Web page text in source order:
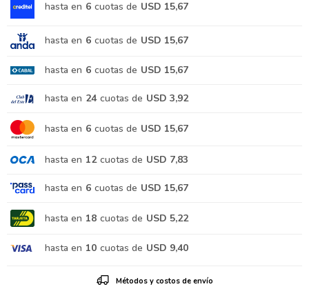
hasta en 6 cuotas de USD 15,67
hasta en 6 cuotas de USD 15,67
hasta en 6 cuotas de USD 15,67
hasta en 24 cuotas de USD 3,92
hasta en 6 cuotas de USD 15,67
hasta en 12 cuotas de USD 7,83
hasta en 6 cuotas de USD 15,67
hasta en 18 cuotas de USD 5,22
hasta en 10 cuotas de USD 9,40
Métodos y costos de envío